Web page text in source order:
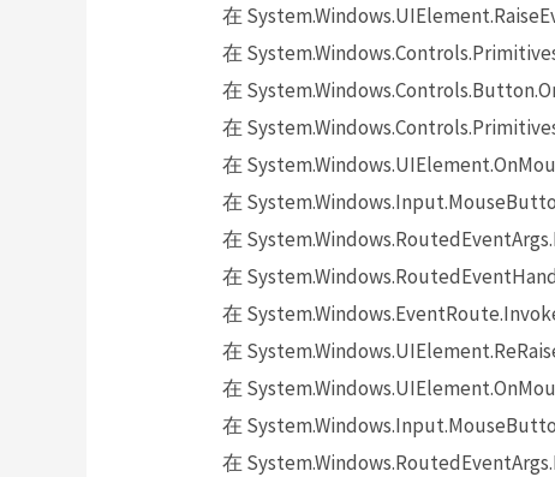
在
在
在
在
在
在
在
在
在
在
在
在
在